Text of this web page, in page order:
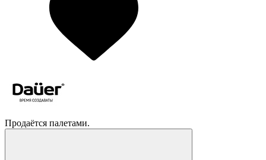
Продаётся палетами.